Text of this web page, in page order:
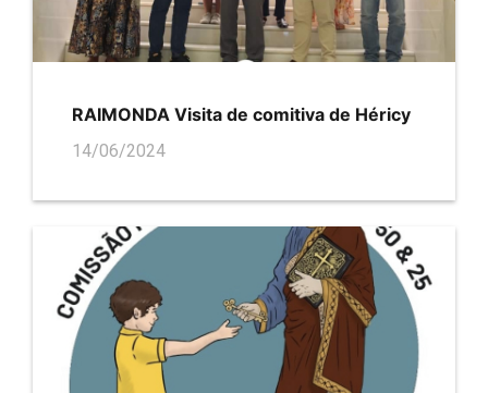
RAIMONDA Visita de comitiva de Héricy
14/06/2024